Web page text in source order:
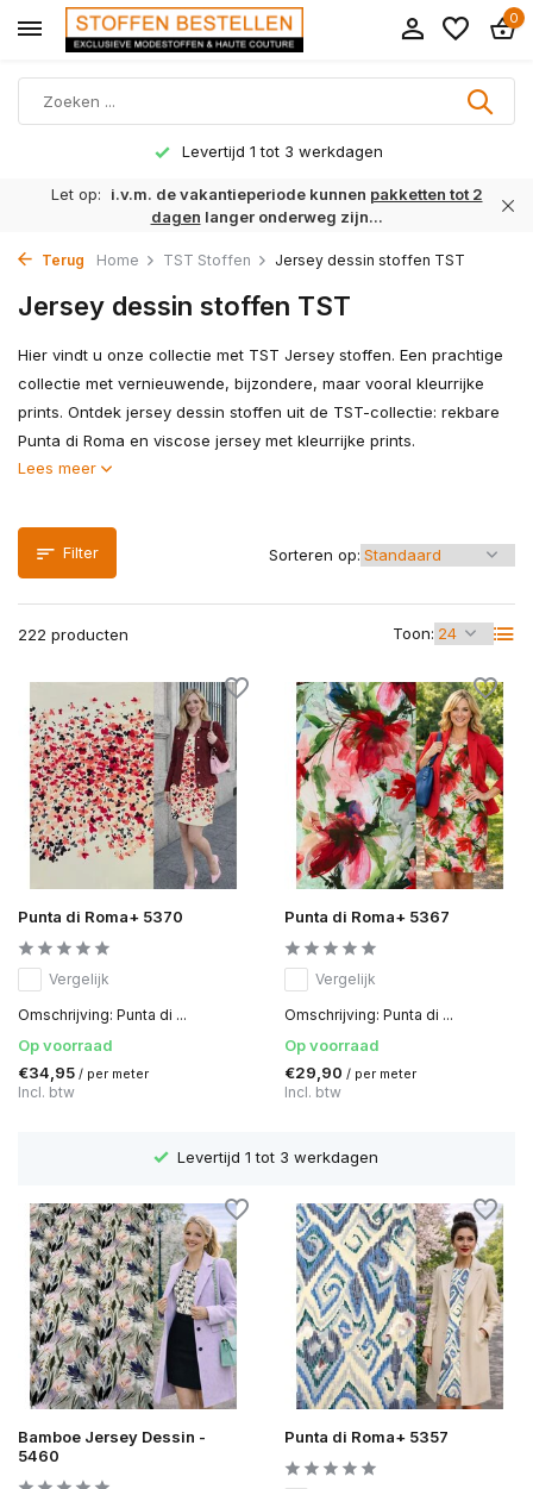
0
Levertijd 1 tot 3 werkdagen
Let op: i.v.m. de vakantieperiode kunnen pakketten tot 2
dagen langer onderweg zijn...
Terug Home TST Stoffen Jersey dessin stoffen TST
Jersey dessin stoffen TST
Hier vindt u onze collectie met TST Jersey stoffen. Een prachtige
collectie met vernieuwende, bijzondere, maar vooral kleurrijke
prints. Ontdek jersey dessin stoffen uit de TST-collectie: rekbare
Punta di Roma en viscose jersey met kleurrijke prints.
Lees meer
Filter
222 producten Toon:
Sorteren op:
Punta di Roma+ 5370
Vergelijk
Omschrijving: Punta di ...
Op voorraad
€34,95 / per meter
Incl. btw
Punta di Roma+ 5367
Vergelijk
Omschrijving: Punta di ...
Op voorraad
€29,90 / per meter
Incl. btw
Levertijd 1 tot 3 werkdagen
Bamboe Jersey Dessin -
5460
Punta di Roma+ 5357